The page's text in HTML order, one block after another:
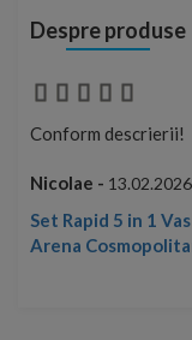
Despre produse
Conform descrierii!
Nicolae - 13.02.2026
Set Rapid 5 in 1
Arena